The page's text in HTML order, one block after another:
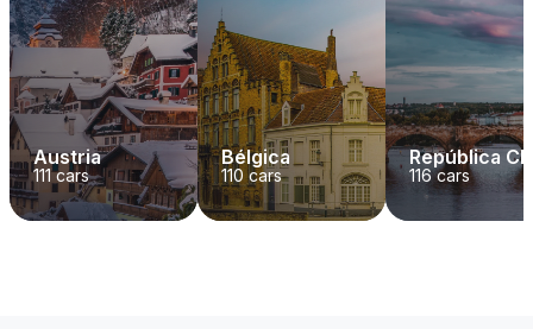
Austria
111cars
Bélgica
110 cars
República
116cars